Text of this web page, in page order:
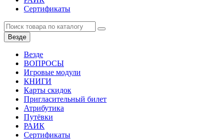
Сертификаты
Везде
Везде
ВОПРОСЫ
Игровые модули
КНИГИ
Карты скидок
Пригласительный билет
Атрибутика
Путёвки
РАИК
Сертификаты